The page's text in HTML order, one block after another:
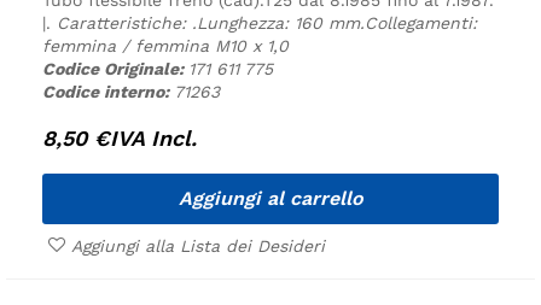
|. Caratteristiche: .Lunghezza: 160 mm.Collegamenti:
femmina / femmina M10 x 1,0
Codice Originale: 171 611 775
Codice interno: 71263
8,50 €IVA Incl.
Aggiungi al carrello
Aggiungi alla Lista dei Desideri